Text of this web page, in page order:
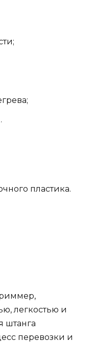
пластика.
легкостью и
штанга
перевозки и